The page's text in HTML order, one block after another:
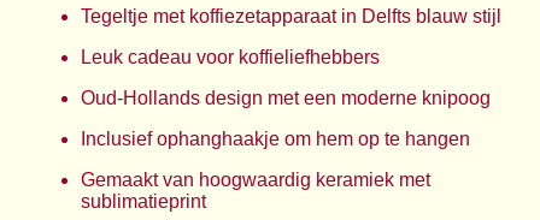
Tegeltje met koffiezetapparaat in Delfts blauw stijl
Leuk cadeau voor koffieliefhebbers
Oud-Hollands design met een moderne knipoog
Inclusief ophanghaakje om hem op te hangen
Gemaakt van hoogwaardig keramiek met
sublimatieprint